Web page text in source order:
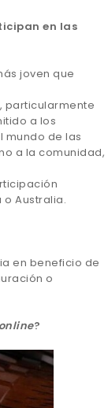
en las
joven que
particularmente
a los
mundo de las
a la comunidad,
Australia.
en beneficio de
o
online?